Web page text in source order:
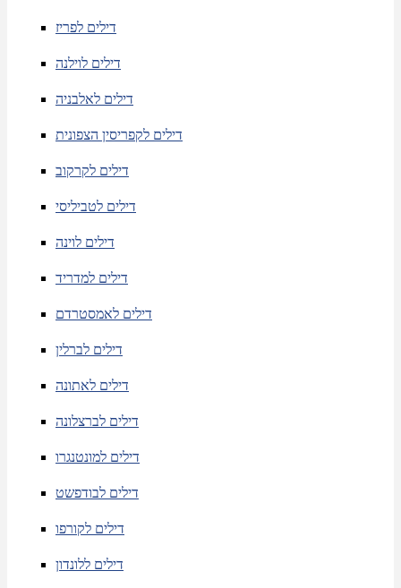
דילים לפריז
דילים לוילנה
דילים לאלבניה
דילים לקפריסין הצפונית
דילים לקרקוב
דילים לטביליסי
דילים לוינה
דילים למדריד
דילים לאמסטרדם
דילים לברלין
דילים לאתונה
דילים לברצלונה
דילים למונטנגרו
דילים לבודפשט
דילים לקורפו
דילים ללונדון